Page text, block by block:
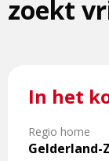
zoekt
In het
Regio home
Gelderland-